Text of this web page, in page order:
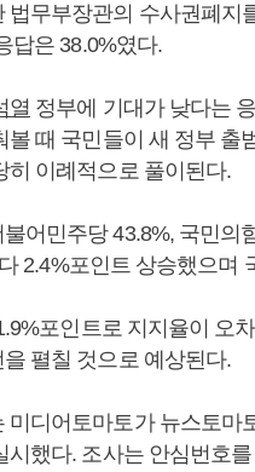
무부장관의 수사권폐지
답은 38.0%였다.
열 정부에 기대가 낮다는
볼 때 국민들이 새 정부 출
히 이례적으로 풀이된다.
어민주당 43.8%, 국민의
2.4%포인트 상승했으며
포인트로 지지율이 오
펼칠 것으로 예상된다.
미디어토마토가 뉴스토마
시했다. 조사는 안심번호